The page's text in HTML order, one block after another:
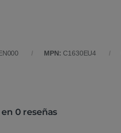
MPN: C1630EU4
0 reseñas